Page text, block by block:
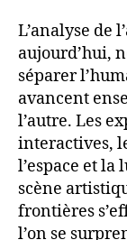
L’analyse de
aujourd’hui,
séparer
avancent
l’autre. Les
interactives,
l’espace et la
scène
frontières
l’on se